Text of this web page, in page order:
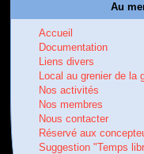
Au
Accueil
Documentation
Liens divers
Local au grenier de la
Nos activités
Nos membres
Nous contacter
Réservé aux
Suggestion "Temps